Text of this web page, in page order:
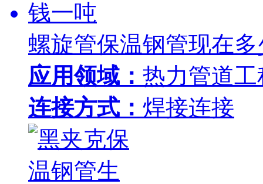
螺旋管保温钢管现在
应用领域： 热力管道工
连接方式： 焊接连接